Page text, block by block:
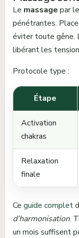
Le massage par
pénétrantes.
éviter toute gêne.
libérant les
Protocole type :
Étape
Activation
chakras
Relaxation
finale
Ce guide complet
d’harmonisation.
un mois suffisent